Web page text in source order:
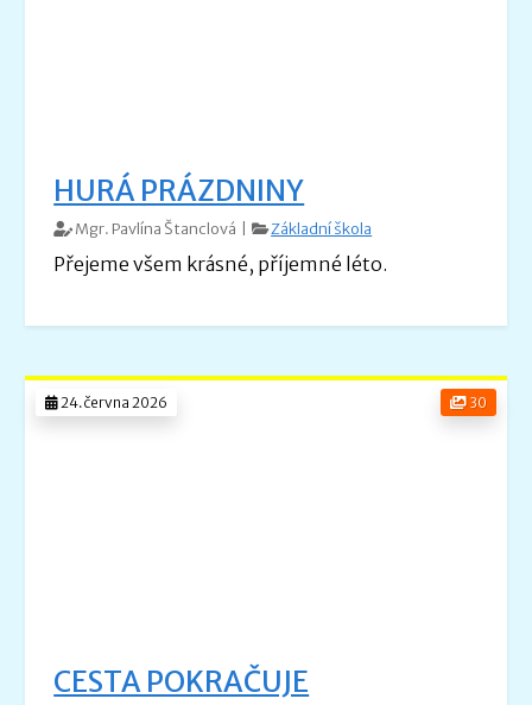
HURÁ PRÁZDNINY
Mgr. Pavlína Štanclová | Základní škola
Přejeme všem krásné, příjemné léto.
30
24.června 2026
CESTA POKRAČUJE